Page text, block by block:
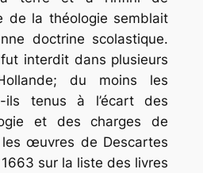
de la théologie semblait
doctrine scolastique.
interdit dans plusieurs
du moins les
ils tenus à l’écart des
et des charges de
œuvres de Descartes
sur la liste des livres